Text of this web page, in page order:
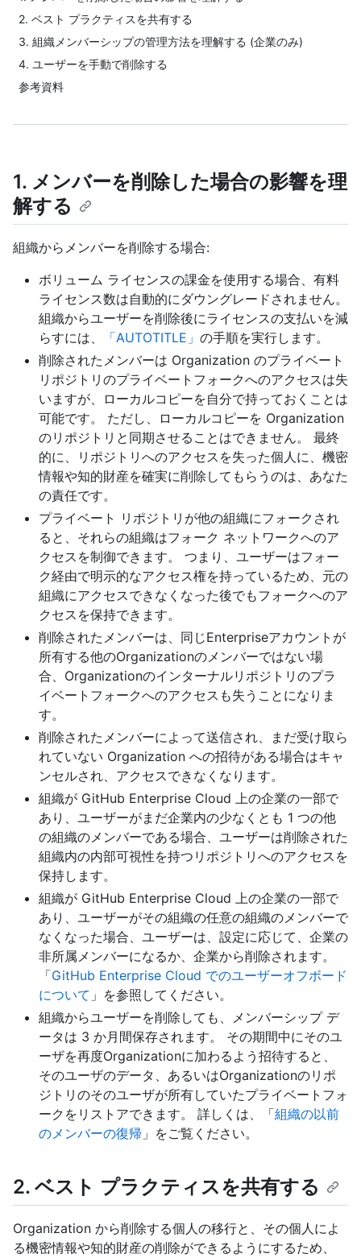
2. ベスト プラクティスを共有する
3. 組織メンバーシップの管理方法を理解する (企業のみ)
4. ユーザーを手動で削除する
参考資料
1. メンバーを削除した場合の影響を理
解する
組織からメンバーを削除する場合:
ボリューム ライセンスの課金を使用する場合、有料
ライセンス数は自動的にダウングレードされません。
組織からユーザーを削除後にライセンスの支払いを減
らすには、
「AUTOTITLE」 の手順を実行します。
削除されたメンバーは Organization のプライベート
リポジトリのプライベートフォークへのアクセスは失
いますが、ローカルコピーを自分で持っておくことは
可能です。 ただし、ローカルコピーを Organization
のリポジトリと同期させることはできません。 最終
的に、リポジトリへのアクセスを失った個人に、機密
情報や知的財産を確実に削除してもらうのは、あなた
の責任です。
プライベート リポジトリが他の組織にフォークされ
ると、それらの組織はフォーク ネットワークへのア
クセスを制御できます。 つまり、ユーザーはフォー
ク経由で明示的なアクセス権を持っているため、元の
組織にアクセスできなくなった後でもフォークへのア
クセスを保持できます。
削除されたメンバーは、同じEnterpriseアカウントが
所有する他のOrganizationのメンバーではない場
合、Organizationのインターナルリポジトリのプラ
イベートフォークへのアクセスも失うことになりま
す。
削除されたメンバーによって送信され、まだ受け取ら
れていない Organization への招待がある場合はキャ
ンセルされ、アクセスできなくなります。
組織が GitHub Enterprise Cloud 上の企業の一部で
あり、ユーザーがまだ企業内の少なくとも 1 つの他
の組織のメンバーである場合、ユーザーは削除された
組織内の内部可視性を持つリポジトリへのアクセスを
保持します。
組織が GitHub Enterprise Cloud 上の企業の一部で
あり、ユーザーがその組織の任意の組織のメンバーで
なくなった場合、ユーザーは、設定に応じて、企業の
非所属メンバーになるか、企業から削除されます。
「GitHub Enterprise Cloud でのユーザーオフボード
について 」を参照してください。
組織からユーザーを削除しても、メンバーシップ デ
ータは 3 か月間保存されます。 その期間中にそのユ
ーザを再度Organizationに加わるよう招待すると、
そのユーザのデータ、あるいはOrganizationのリポ
ジトリのそのユーザが所有していたプライベートフォ
ークをリストアできます。 詳しくは、「組織の以前
のメンバーの復帰 」をご覧ください。
2. ベスト プラクティスを共有する
Organization から削除する個人の移行と、その個人によ
る機密情報や知的財産の削除ができるようにするため、